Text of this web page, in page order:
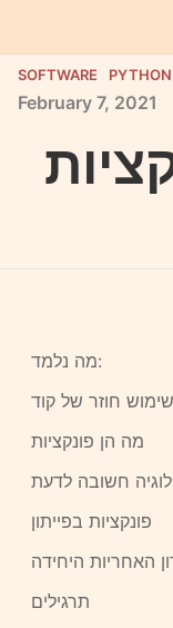
SOFTWARE PYTHON
February 7, 2021
מה נלמד:
שימוש חוזר של קוד
מה הן פונקציות
חשובה לדעת
פונקציות בפייתון
תרגילים